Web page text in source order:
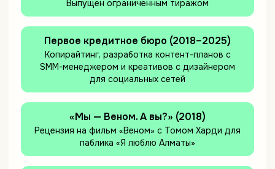
Выпущен ограниченным тиражом
Первое кредитное бюро (2018–2025)
Копирайтинг, разработка контент-планов с
SMM-менеджером и креативов с дизайнером
для социальных сетей
«Мы — Веном. А вы?» (2018)
Рецензия на фильм «Веном» с Томом Харди для
паблика «Я люблю Алматы»